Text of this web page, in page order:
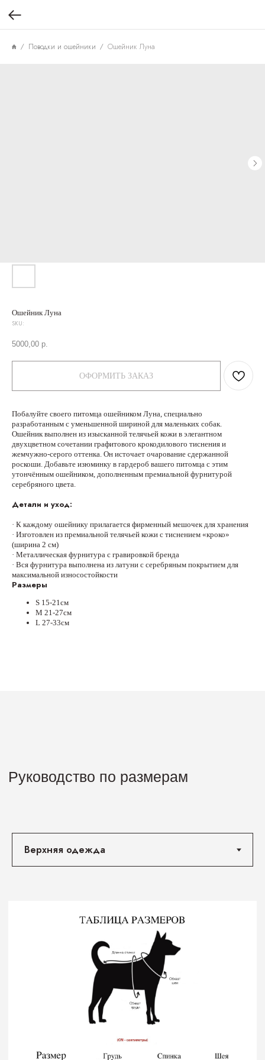
Поводки и ошейники Ошейник Луна
Ошейник Луна
SKU:
5000,00 р.
ОФОРМИТЬ ЗАКАЗ
Побалуйте своего питомца ошейником Луна, специально
разработанным с уменьшенной шириной для маленьких собак.
Ошейник выполнен из изысканной телячьей кожи в элегантном
двухцветном сочетании графитового крокодилового тиснения и
жемчужно-серого оттенка. Он источает очарование сдержанной
роскоши. Добавьте изюминку в гардероб вашего питомца с этим
утончённым ошейником, дополненным премиальной фурнитурой
серебряного цвета.
Детали и уход:
· К каждому ошейнику прилагается фирменный мешочек для хранения
· Изготовлен из премиальной телячьей кожи с тиснением «кроко»
(ширина 2 см)
· Металлическая фурнитура с гравировкой бренда
· Вся фурнитура выполнена из латуни с серебряным покрытием для
максимальной износостойкости
Размеры
S 15-21см
М 21-27см
L 27-33см
Руководство по размерам